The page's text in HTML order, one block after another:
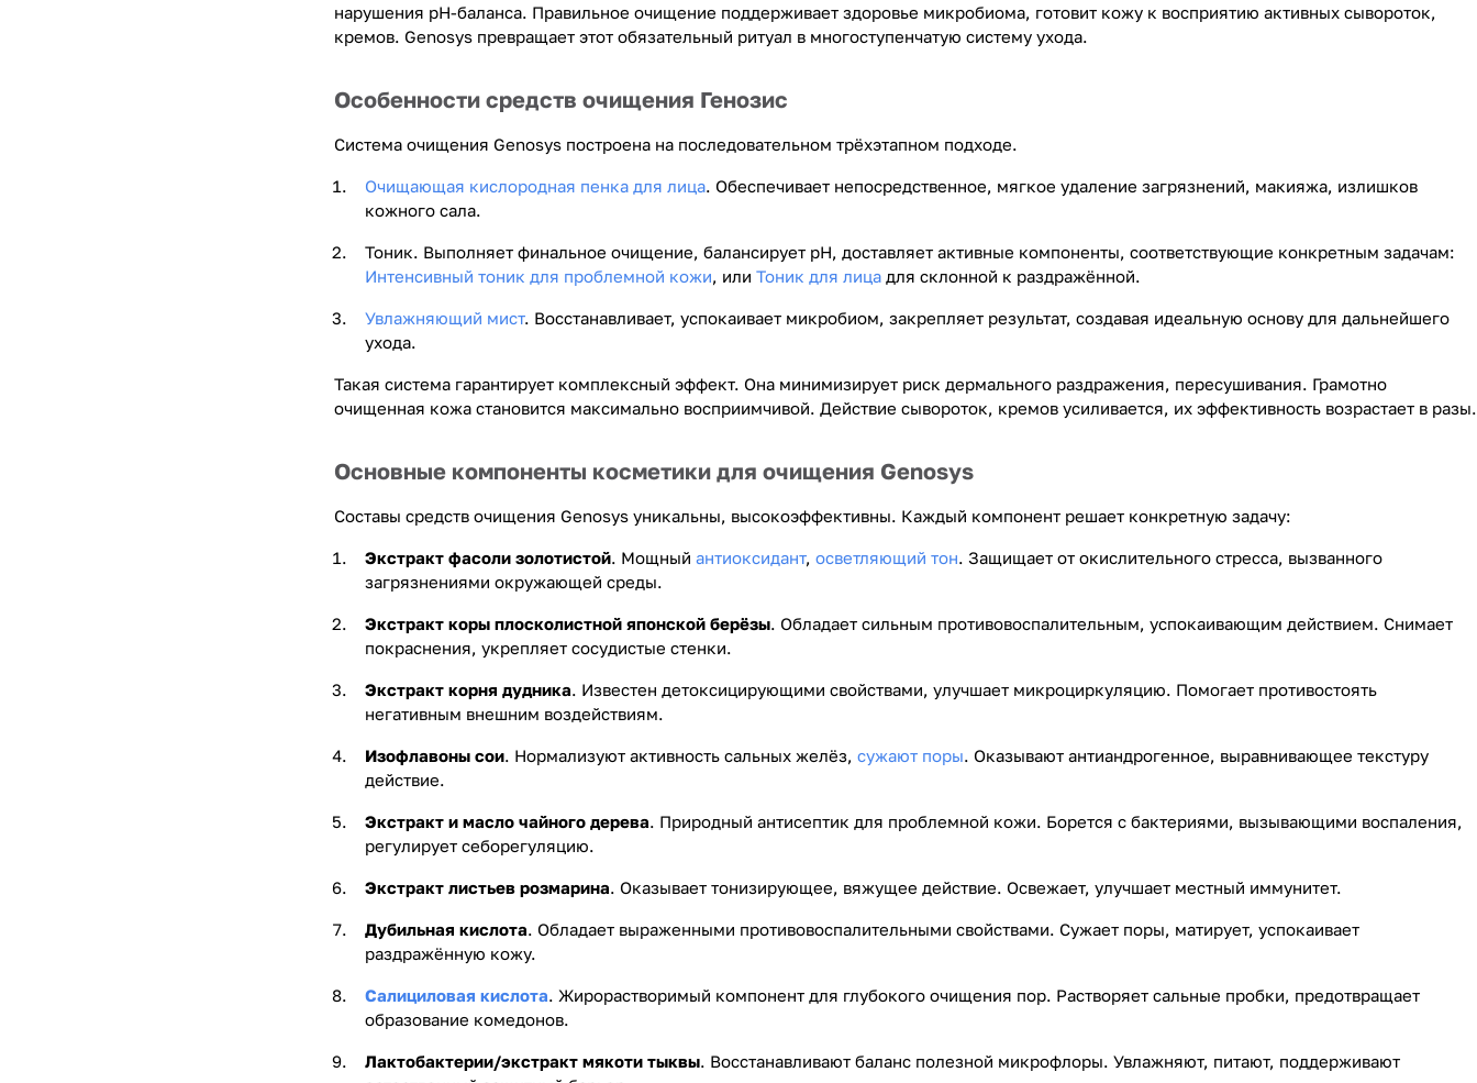
нарушения pH-баланса. Правильное очищение поддерживает здоровье микробиома, готовит кожу к восприятию активных сывороток,
кремов. Genosys превращает этот обязательный ритуал в многоступенчатую систему ухода.
Особенности средств очищения Генозис
Система очищения Genosys построена на последовательном трёхэтапном подходе.
Очищающая кислородная пенка для лица. Обеспечивает непосредственное, мягкое удаление загрязнений, макияжа, излишков
кожного сала.
Тоник. Выполняет финальное очищение, балансирует pH, доставляет активные компоненты, соответствующие конкретным задачам:
Интенсивный тоник для проблемной кожи, или Тоник для лица для склонной к раздражённой.
Увлажняющий мист. Восстанавливает, успокаивает микробиом, закрепляет результат, создавая идеальную основу для дальнейшего
ухода.
Такая система гарантирует комплексный эффект. Она минимизирует риск дермального раздражения, пересушивания. Грамотно
очищенная кожа становится максимально восприимчивой. Действие сывороток, кремов усиливается, их эффективность возрастает в разы.
Основные компоненты косметики для очищения Genosys
Составы средств очищения Genosys уникальны, высокоэффективны. Каждый компонент решает конкретную задачу:
Экстракт фасоли золотистой. Мощный антиоксидант, осветляющий тон. Защищает от окислительного стресса, вызванного
загрязнениями окружающей среды.
Экстракт коры плосколистной японской берёзы. Обладает сильным противовоспалительным, успокаивающим действием. Снимает
покраснения, укрепляет сосудистые стенки.
Экстракт корня дудника. Известен детоксицирующими свойствами, улучшает микроциркуляцию. Помогает противостоять
негативным внешним воздействиям.
Изофлавоны сои. Нормализуют активность сальных желёз, сужают поры. Оказывают антиандрогенное, выравнивающее текстуру
действие.
Экстракт и масло чайного дерева. Природный антисептик для проблемной кожи. Борется с бактериями, вызывающими воспаления,
регулирует себорегуляцию.
Экстракт листьев розмарина. Оказывает тонизирующее, вяжущее действие. Освежает, улучшает местный иммунитет.
Дубильная кислота. Обладает выраженными противовоспалительными свойствами. Сужает поры, матирует, успокаивает
раздражённую кожу.
Салициловая кислота. Жирорастворимый компонент для глубокого очищения пор. Растворяет сальные пробки, предотвращает
образование комедонов.
Лактобактерии/экстракт мякоти тыквы. Восстанавливают баланс полезной микрофлоры. Увлажняют, питают, поддерживают